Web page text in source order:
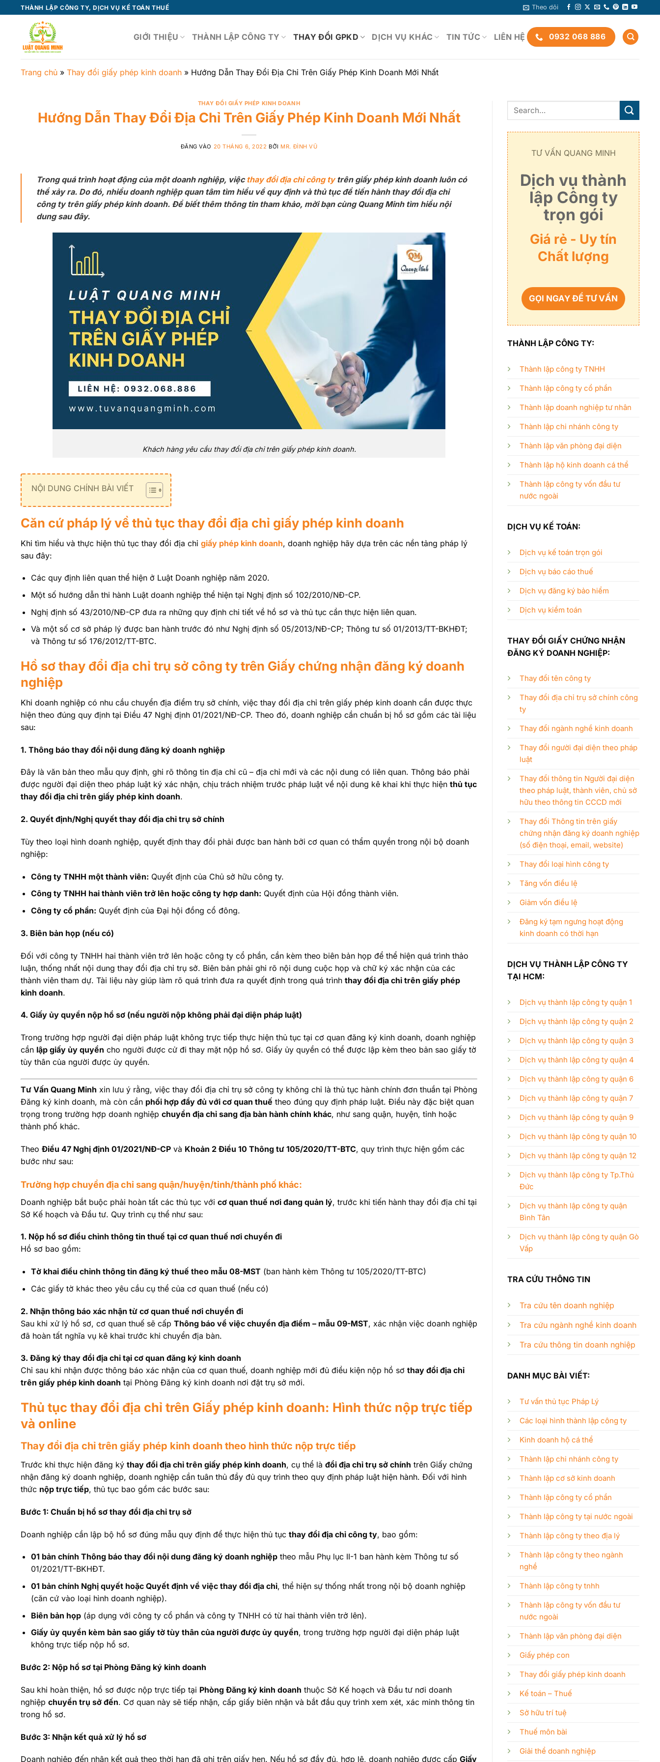
qua
THÀNH LẬP CÔNG TY, DỊCH VỤ KẾ TOÁN THUẾ Theo dõi
GIỚI THIỆU THÀNH LẬP CÔNG TY THAY ĐỔI GPKD DỊCH VỤ KHÁC TIN TỨC LIÊN HỆ 0932 068 886
Trang chủ » Thay đổi giấy phép kinh doanh » Hướng Dẫn Thay Đổi Địa Chỉ Trên Giấy Phép Kinh Doanh Mới Nhất
THAY ĐỔI GIẤY PHÉP KINH DOANH
Hướng Dẫn Thay Đổi Địa Chỉ Trên Giấy Phép Kinh Doanh Mới Nhất
ĐĂNG VÀO 20 THÁNG 6, 2022 BỞI MR. ĐÌNH VŨ
Trong quá trình hoạt động của một doanh nghiệp, việc thay đổi địa chỉ công tytrên giấy phép kinh doanh luôn có
thể xảy ra. Do đó, nhiều doanh nghiệp quan tâm tìm hiểu về quy định và thủ tục để tiến hành thay đổi địa chỉ
công ty trên giấy phép kinh doanh. Để biết thêm thông tin tham khảo, mời bạn cùng Quang Minh tìm hiểu nội
dung sau đây.
Khách hàng yêu cầu thay đổi địa chỉ trên giấy phép kinh doanh.
NỘI DUNG CHÍNH BÀI VIẾT
Căn cứ pháp lý về thủ tục thay đổi địa chỉ giấy phép kinh doanh
Khi tìm hiểu và thực hiện thủ tục thay đổi địa chỉ giấy phép kinh doanh, doanh nghiệp hãy dựa trên các nền tảng pháp lý
sau đây:
Các quy định liên quan thể hiện ở Luật Doanh nghiệp năm 2020.
Một số hướng dẫn thi hành Luật doanh nghiệp thể hiện tại Nghị định số 102/2010/NĐ-CP.
Nghị định số 43/2010/NĐ-CP đưa ra những quy định chi tiết về hồ sơ và thủ tục cần thực hiện liên quan.
Và một số cơ sở pháp lý được ban hành trước đó như Nghị định số 05/2013/NĐ-CP; Thông tư số 01/2013/TT-BKHĐT;
và Thông tư số 176/2012/TT-BTC.
Hồ sơ thay đổi địa chỉ trụ sở công ty trên Giấy chứng nhận đăng ký doanh
nghiệp
Khi doanh nghiệp có nhu cầu chuyển địa điểm trụ sở chính, việc thay đổi địa chỉ trên giấy phép kinh doanh cần được thực
hiện theo đúng quy định tại Điều 47 Nghị định 01/2021/NĐ-CP. Theo đó, doanh nghiệp cần chuẩn bị hồ sơ gồm các tài liệu
sau:
1. Thông báo thay đổi nội dung đăng ký doanh nghiệp
Đây là văn bản theo mẫu quy định, ghi rõ thông tin địa chỉ cũ – địa chỉ mới và các nội dung có liên quan. Thông báo phải
được người đại diện theo pháp luật ký xác nhận, chịu trách nhiệm trước pháp luật về nội dung kê khai khi thực hiện thủ tục
thay đổi địa chỉ trên giấy phép kinh doanh.
2. Quyết định/Nghị quyết thay đổi địa chỉ trụ sở chính
Tùy theo loại hình doanh nghiệp, quyết định thay đổi phải được ban hành bởi cơ quan có thẩm quyền trong nội bộ doanh
nghiệp:
Công ty TNHH một thành viên: Quyết định của Chủ sở hữu công ty.
Công ty TNHH hai thành viên trở lên hoặc công ty hợp danh: Quyết định của Hội đồng thành viên.
Công ty cổ phần: Quyết định của Đại hội đồng cổ đông.
3. Biên bản họp (nếu có)
Đối với công ty TNHH hai thành viên trở lên hoặc công ty cổ phần, cần kèm theo biên bản họp để thể hiện quá trình thảo
luận, thống nhất nội dung thay đổi địa chỉ trụ sở. Biên bản phải ghi rõ nội dung cuộc họp và chữ ký xác nhận của các
thành viên tham dự. Tài liệu này giúp làm rõ quá trình đưa ra quyết định trong quá trình thay đổi địa chỉ trên giấy phép
kinh doanh.
4. Giấy ủy quyền nộp hồ sơ (nếu người nộp không phải đại diện pháp luật)
Trong trường hợp người đại diện pháp luật không trực tiếp thực hiện thủ tục tại cơ quan đăng ký kinh doanh, doanh nghiệp
cần lập giấy ủy quyền cho người được cử đi thay mặt nộp hồ sơ. Giấy ủy quyền có thể được lập kèm theo bản sao giấy tờ
tùy thân của người được ủy quyền.
Tư Vấn Quang Minh xin lưu ý rằng, việc thay đổi địa chỉ trụ sở công ty không chỉ là thủ tục hành chính đơn thuần tại Phòng
Đăng ký kinh doanh, mà còn cần phối hợp đầy đủ với cơ quan thuế theo đúng quy định pháp luật. Điều này đặc biệt quan
trọng trong trường hợp doanh nghiệp chuyển địa chỉ sang địa bàn hành chính khác, như sang quận, huyện, tỉnh hoặc
thành phố khác.
Theo Điều 47 Nghị định 01/2021/NĐ-CP và Khoản 2 Điều 10 Thông tư 105/2020/TT-BTC, quy trình thực hiện gồm các
bước như sau:
Trường hợp chuyển địa chỉ sang quận/huyện/tỉnh/thành phố khác:
Doanh nghiệp bắt buộc phải hoàn tất các thủ tục với cơ quan thuế nơi đang quản lý, trước khi tiến hành thay đổi địa chỉ tại
Sở Kế hoạch và Đầu tư. Quy trình cụ thể như sau:
1. Nộp hồ sơ điều chỉnh thông tin thuế tại cơ quan thuế nơi chuyển đi
Hồ sơ bao gồm:
Tờ khai điều chỉnh thông tin đăng ký thuế theo mẫu 08-MST(ban hành kèm Thông tư 105/2020/TT-BTC)
Các giấy tờ khác theo yêu cầu cụ thể của cơ quan thuế (nếu có)
2. Nhận thông báo xác nhận từ cơ quan thuế nơi chuyển đi
Sau khi xử lý hồ sơ, cơ quan thuế sẽ cấp Thông báo về việc chuyển địa điểm – mẫu 09-MST, xác nhận việc doanh nghiệp
đã hoàn tất nghĩa vụ kê khai trước khi chuyển địa bàn.
3. Đăng ký thay đổi địa chỉ tại cơ quan đăng ký kinh doanh
Chỉ sau khi nhận được thông báo xác nhận của cơ quan thuế, doanh nghiệp mới đủ điều kiện nộp hồ sơ thay đổi địa chỉ
trên giấy phép kinh doanh tại Phòng Đăng ký kinh doanh nơi đặt trụ sở mới.
Thủ tục thay đổi địa chỉ trên Giấy phép kinh doanh: Hình thức nộp trực tiếp
và online
Thay đổi địa chỉ trên giấy phép kinh doanh theo hình thức nộp trực tiếp
Trước khi thực hiện đăng ký thay đổi địa chỉ trên giấy phép kinh doanh, cụ thể là đổi địa chỉ trụ sở chính trên Giấy chứng
nhận đăng ký doanh nghiệp, doanh nghiệp cần tuân thủ đầy đủ quy trình theo quy định pháp luật hiện hành. Đối với hình
thức nộp trực tiếp, thủ tục bao gồm các bước sau:
Bước 1: Chuẩn bị hồ sơ thay đổi địa chỉ trụ sở
Doanh nghiệp cần lập bộ hồ sơ đúng mẫu quy định để thực hiện thủ tục thay đổi địa chỉ công ty, bao gồm:
01 bản chính Thông báo thay đổi nội dung đăng ký doanh nghiệptheo mẫu Phụ lục II-1 ban hành kèm Thông tư số
01/2021/TT-BKHĐT.
01 bản chính Nghị quyết hoặc Quyết định về việc thay đổi địa chỉ, thể hiện sự thống nhất trong nội bộ doanh nghiệp
(căn cứ vào loại hình doanh nghiệp).
Biên bản họp(áp dụng với công ty cổ phần và công ty TNHH có từ hai thành viên trở lên).
Giấy ủy quyền kèm bản sao giấy tờ tùy thân của người được ủy quyền, trong trường hợp người đại diện pháp luật
không trực tiếp nộp hồ sơ.
Bước 2: Nộp hồ sơ tại Phòng Đăng ký kinh doanh
Sau khi hoàn thiện, hồ sơ được nộp trực tiếp tại Phòng Đăng ký kinh doanh thuộc Sở Kế hoạch và Đầu tư nơi doanh
nghiệp chuyển trụ sở đến. Cơ quan này sẽ tiếp nhận, cấp giấy biên nhận và bắt đầu quy trình xem xét, xác minh thông tin
trong hồ sơ.
Bước 3: Nhận kết quả xử lý hồ sơ
Doanh nghiệp đến nhận kết quả theo thời hạn đã ghi trên giấy hẹn. Nếu hồ sơ đầy đủ, hợp lệ, doanh nghiệp được cấp Giấy
TƯ VẤN QUANG MINH
Dịch vụ thành
lập Công ty
trọn gói
Giá rẻ - Uy tín
Chất lượng
GỌI NGAY ĐỂ TƯ VẤN
THÀNH LẬP CÔNG TY:
Thành lập công ty TNHH
Thành lập công ty cổ phần
Thành lập doanh nghiệp tư nhân
Thành lập chi nhánh công ty
Thành lập văn phòng đại diện
Thành lập hộ kinh doanh cá thể
Thành lập công ty vốn đầu tư
nước ngoài
DỊCH VỤ KẾ TOÁN:
Dịch vụ kế toán trọn gói
Dịch vụ báo cáo thuế
Dịch vụ đăng ký bảo hiểm
Dịch vụ kiểm toán
THAY ĐỔI GIẤY CHỨNG NHẬN
ĐĂNG KÝ DOANH NGHIỆP:
Thay đổi tên công ty
Thay đổi địa chỉ trụ sở chính công
ty
Thay đổi ngành nghề kinh doanh
Thay đổi người đại diện theo pháp
luật
Thay đổi thông tin Người đại diện
theo pháp luật, thành viên, chủ sở
hữu theo thông tin CCCD mới
Thay đổi Thông tin trên giấy
chứng nhận đăng ký doanh nghiệp
(số điện thoại, email, website)
Thay đổi loại hình công ty
Tăng vốn điều lệ
Giảm vốn điều lệ
Đăng ký tạm ngưng hoạt động
kinh doanh có thời hạn
DỊCH VỤ THÀNH LẬP CÔNG TY
TẠI HCM:
Dịch vụ thành lập công ty quận 1
Dịch vụ thành lập công ty quận 2
Dịch vụ thành lập công ty quận 3
Dịch vụ thành lập công ty quận 4
Dịch vụ thành lập công ty quận 6
Dịch vụ thành lập công ty quận 7
Dịch vụ thành lập công ty quận 9
Dịch vụ thành lập công ty quận 10
Dịch vụ thành lập công ty quận 12
Dịch vụ thành lập công ty Tp.Thủ
Đức
Dịch vụ thành lập công ty quận
Bình Tân
Dịch vụ thành lập công ty quận Gò
Vấp
TRA CỨU THÔNG TIN
Tra cứu tên doanh nghiệp
Tra cứu ngành nghề kinh doanh
Tra cứu thông tin doanh nghiệp
DANH MỤC BÀI VIẾT:
Tư vấn thủ tục Pháp Lý
Các loại hình thành lập công ty
Kinh doanh hộ cá thể
Thành lập chi nhánh công ty
Thành lập cơ sở kinh doanh
Thành lập công ty cổ phần
Thành lập công ty tại nước ngoài
Thành lập công ty theo địa lý
Thành lập công ty theo ngành
nghề
Thành lập công ty tnhh
Thành lập công ty vốn đầu tư
nước ngoài
Thành lập văn phòng đại diện
Giấy phép con
Thay đổi giấy phép kinh doanh
Kế toán – Thuế
Sở hữu trí tuệ
Thuế môn bài
Giải thể doanh nghiệp